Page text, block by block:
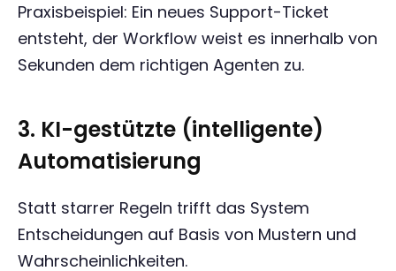
Praxisbeispiel: Ein neues Support-Ticket
entsteht, der Workflow weist es innerhalb von
Sekunden dem richtigen Agenten zu.
3. KI-gestützte (intelligente)
Automatisierung
Statt starrer Regeln trifft das System
Entscheidungen auf Basis von Mustern und
Wahrscheinlichkeiten.